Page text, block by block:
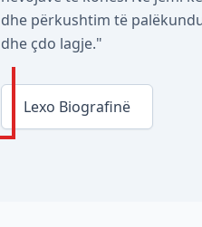
dhe përkushtim të
dhe çdo lagje."
Lexo Biografinë